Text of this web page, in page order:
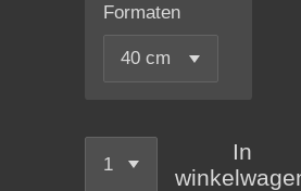
Formaten
In